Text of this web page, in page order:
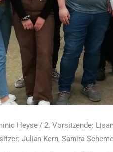
Heyse / 2. Vorsitzende:
Julian Kern, Samira